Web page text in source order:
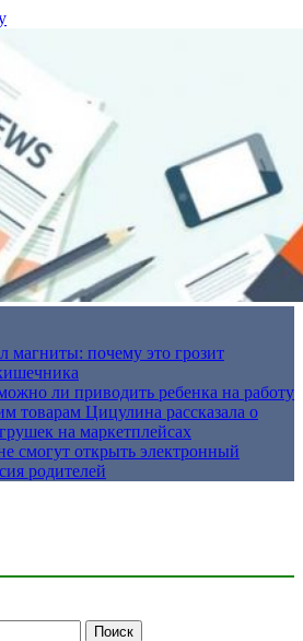
магниты: почему это грозит
ли приводить ребенка на работу
товарам Цицулина рассказала о
на маркетплейсах
смогут открыть электронный
родителей